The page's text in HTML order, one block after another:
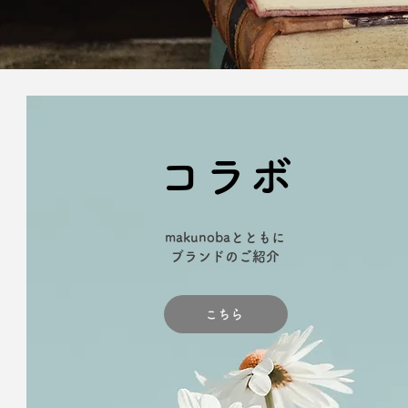
コラボ
makunobaとともに
​ブランドのご紹介
こちら